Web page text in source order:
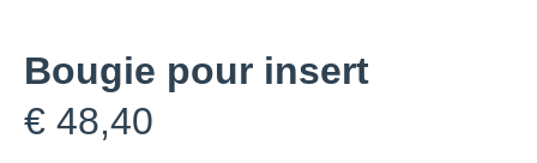
Bougie pour insert
€ 48,40